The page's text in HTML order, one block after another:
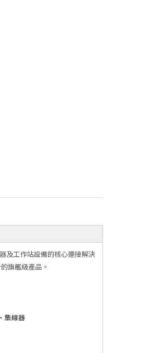
及工作站設備的核心連接解決
旗艦級產品。